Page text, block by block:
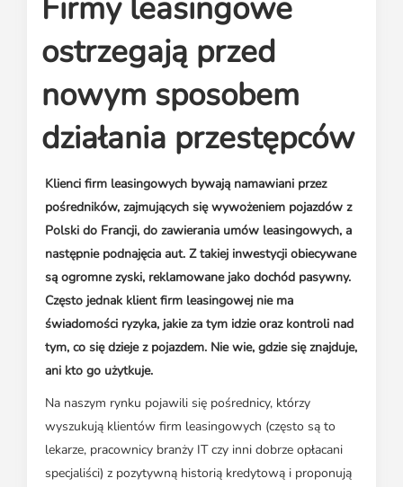
Partnerzy ZPL
Subskrybuj Leaseletter
Materiały do pobrania
Kontakt dla mediów
Klauzule informacyjne
Firmy leasingowe
ostrzegają przed
nowym sposobem
działania przestępców
Klienci firm leasingowych bywają namawiani przez
pośredników, zajmujących się wywożeniem pojazdów z
Polski do Francji, do zawierania umów leasingowych, a
następnie podnajęcia aut. Z takiej inwestycji obiecywane
są ogromne zyski, reklamowane jako dochód pasywny.
Często jednak klient firm leasingowej nie ma
świadomości ryzyka, jakie za tym idzie oraz kontroli nad
tym, co się dzieje z pojazdem. Nie wie, gdzie się znajduje,
ani kto go użytkuje.
Na naszym rynku pojawili się pośrednicy, którzy
wyszukują klientów firm leasingowych (często są to
lekarze, pracownicy branży IT czy inni dobrze opłacani
specjaliści) z pozytywną historią kredytową i proponują